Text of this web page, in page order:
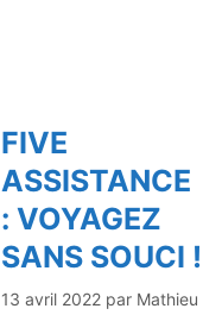
FIVE
ASSISTANCE
: VOYAGEZ
SANS SOUCI !
13 avril 2022 par Mathieu